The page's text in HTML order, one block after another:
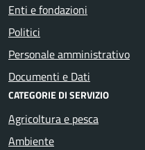
Enti e fondazioni
Politici
Personale amministrativo
Documenti e Dati
CATEGORIE DI SERVIZIO
Agricoltura e pesca
Ambiente